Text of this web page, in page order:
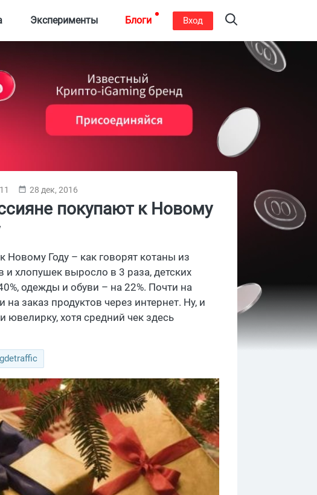
Эксперименты Блоги Вход
28 дек, 2016
покупают к Новому
Новому Году – как говорят котаны из
и хлопушек выросло в 3 раза, детских
одежды и обуви – на 22%. Почти на
заказ продуктов через интернет. Ну, и
хотя средний чек здесь